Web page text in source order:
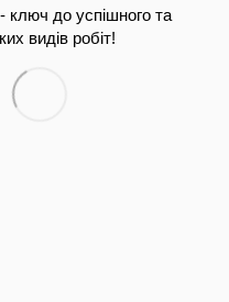
ключ до успішного та
видів робіт!